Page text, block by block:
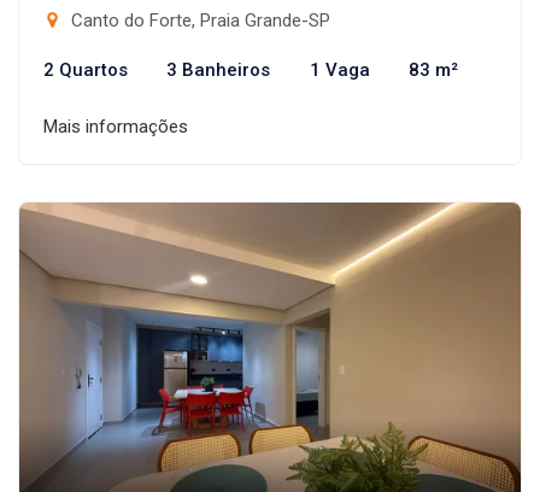
Canto do Forte, Praia Grande-SP
2 Quartos 3 Banheiros 1 Vaga 83 m²
Mais informações